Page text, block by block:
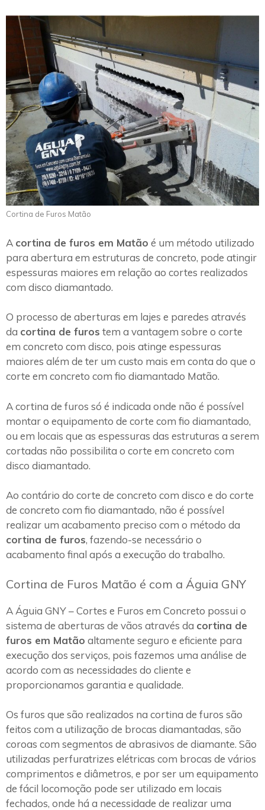
Cortina de Furos Matão
A cortina de furos em Matão é um método utilizado
para abertura em estruturas de concreto, pode atingir
espessuras maiores em relação ao cortes realizados
com disco diamantado.
O processo de aberturas em lajes e paredes através
da cortina de furos tem a vantagem sobre o corte
em concreto com disco, pois atinge espessuras
maiores além de ter um custo mais em conta do que o
corte em concreto com fio diamantado Matão.
A cortina de furos só é indicada onde não é possível
montar o equipamento de corte com fio diamantado,
ou em locais que as espessuras das estruturas a serem
cortadas não possibilita o corte em concreto com
disco diamantado.
Ao contário do corte de concreto com disco e do corte
de concreto com fio diamantado, não é possível
realizar um acabamento preciso com o método da
cortina de furos, fazendo-se necessário o
acabamento final após a execução do trabalho.
Cortina de Furos Matão é com a Águia GNY
A Águia GNY – Cortes e Furos em Concreto possui o
sistema de aberturas de vãos através da cortina de
furos em Matão altamente seguro e eficiente para
execução dos serviços, pois fazemos uma análise de
acordo com as necessidades do cliente e
proporcionamos garantia e qualidade.
Os furos que são realizados na cortina de furos são
feitos com a utilização de brocas diamantadas, são
coroas com segmentos de abrasivos de diamante. São
utilizadas perfuratrizes elétricas com brocas de vários
comprimentos e diâmetros, e por ser um equipamento
de fácil locomoção pode ser utilizado em locais
fechados, onde há a necessidade de realizar uma